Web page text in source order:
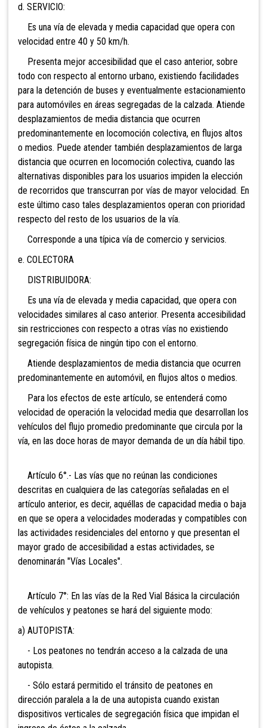
d. SERVICIO:
Es una vía de elevada y media capacidad que opera con
velocidad entre 40 y 50 km/h.
Presenta mejor accesibilidad que el caso anterior, sobre
todo con respecto al entorno urbano, existiendo facilidades
para la detención de buses y eventualmente estacionamiento
para automóviles en áreas segregadas de la calzada. Atiende
desplazamientos de media distancia que ocurren
predominantemente en locomoción colectiva, en flujos altos
o medios. Puede atender también desplazamientos de larga
distancia que ocurren en locomoción colectiva, cuando las
alternativas disponibles para los usuarios impiden la elección
de recorridos que transcurran por vías de mayor velocidad. En
este último caso tales desplazamientos operan con prioridad
respecto del resto de los usuarios de la vía.
Corresponde a una típica vía de comercio y servicios.
e. COLECTORA
DISTRIBUIDORA:
Es una vía de elevada y media capacidad, que opera con
velocidades similares al caso anterior. Presenta accesibilidad
sin restricciones con respecto a otras vías no existiendo
segregación física de ningún tipo con el entorno.
Atiende desplazamientos de media distancia que ocurren
predominantemente en automóvil, en flujos altos o medios.
Para los efectos de este artículo, se entenderá como
velocidad de operación la velocidad media que desarrollan los
vehículos del flujo promedio predominante que circula por la
vía, en las doce horas de mayor demanda de un día hábil tipo.
Artículo 6°.- Las vías que no reúnan las condiciones
descritas en cualquiera de las categorías señaladas en el
artículo anterior, es decir, aquéllas de capacidad media o baja
en que se opera a velocidades moderadas y compatibles con
las actividades residenciales del entorno y que presentan el
mayor grado de accesibilidad a estas actividades, se
denominarán "Vías Locales".
Artículo 7°: En las vías de la Red Vial Básica la circulación
de vehículos y peatones se hará del siguiente modo:
a) AUTOPISTA:
- Los peatones no tendrán acceso a la calzada de una
autopista.
- Sólo estará permitido el tránsito de peatones en
dirección paralela a la de una autopista cuando existan
dispositivos verticales de segregación física que impidan el